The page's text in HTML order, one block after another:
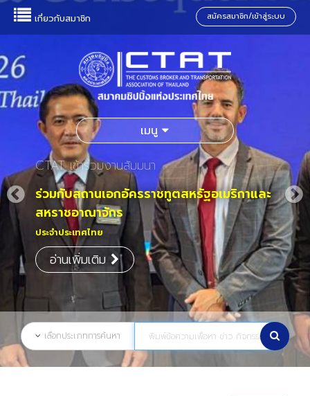
CTAT เข้าร่วมงานสัมมนา
ร่วมกับสถานเอกอัครราชทูตสหรัฐอเมริกาและ
สหราชอาณาจักร
ประจำประเทศไทย
อ่านเพิ่มเติม
เกี่ยวกับสมาชิก สมัครสมาชิก/เข้าสู่ระบบ
เมนู
เลือกประเภทการค้นหา